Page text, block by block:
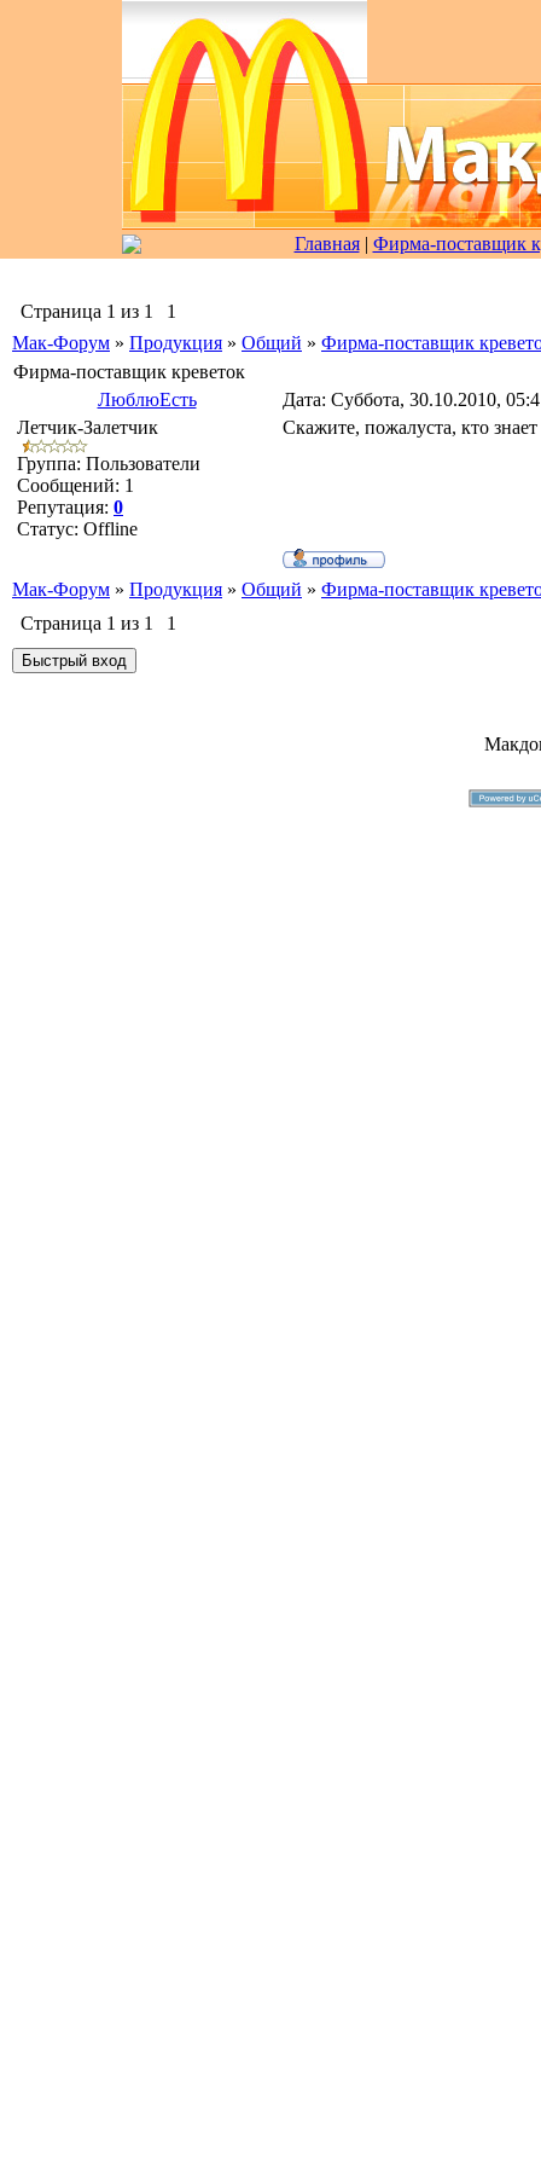
Главная| Фирма-поставщик
Страница 1 из 1
1
Мак-Форум » Продукция » Общий » Фирма-поставщик
Фирма-поставщик креветок
ЛюблюЕсть
Дата: Суббота, 30.10.2010,
Летчик-Залетчик
Группа: Пользователи
Сообщений: 1
Репутация: 0
Статус: Offline
Скажите, пожалуста, кто
Мак-Форум » Продукция » Общий » Фирма-поставщик
Страница 1 из 1 1